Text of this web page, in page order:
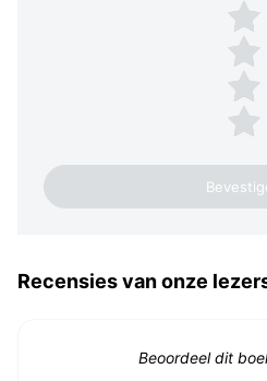
4
3
2
1 ster
Recensies van onze
Beoordeel dit